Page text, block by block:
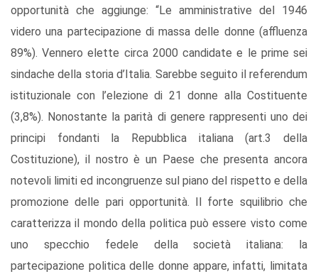
opportunità che aggiunge: “Le amministrative del 1946
videro una partecipazione di massa delle donne (affluenza
89%). Vennero elette circa 2000 candidate e le prime sei
sindache della storia d’Italia. Sarebbe seguito il referendum
istituzionale con l’elezione di 21 donne alla Costituente
(3,8%). Nonostante la parità di genere rappresenti uno dei
principi fondanti la Repubblica italiana (art.3 della
Costituzione), il nostro è un Paese che presenta ancora
notevoli limiti ed incongruenze sul piano del rispetto e della
promozione delle pari opportunità. Il forte squilibrio che
caratterizza il mondo della politica può essere visto come
uno specchio fedele della società italiana: la
partecipazione politica delle donne appare, infatti, limitata